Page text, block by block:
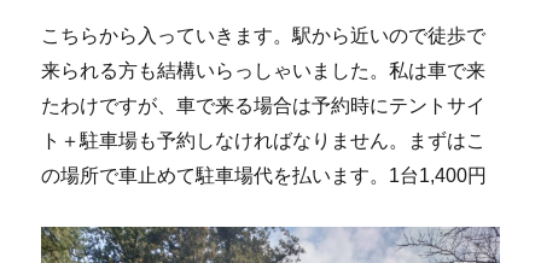
こちらから入っていきます。駅から近いので徒歩で
来られる方も結構いらっしゃいました。私は車で来
たわけですが、車で来る場合は予約時にテントサイ
ト＋駐車場も予約しなければなりません。まずはこ
の場所で車止めて駐車場代を払います。1台1,400円